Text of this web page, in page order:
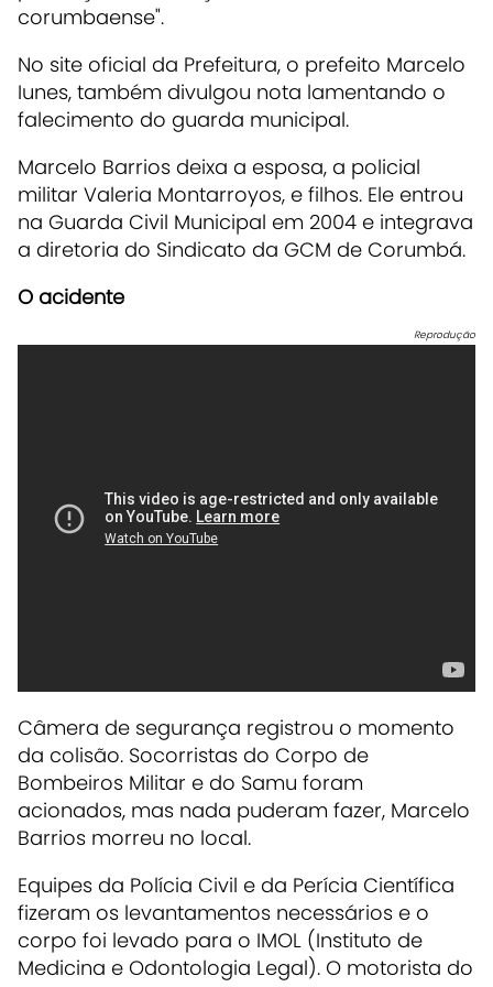
corumbaense".
No site oficial da Prefeitura, o prefeito Marcelo
Iunes, também divulgou nota lamentando o
falecimento do guarda municipal.
Marcelo Barrios deixa a esposa, a policial
militar Valeria Montarroyos, e filhos. Ele entrou
na Guarda Civil Municipal em 2004 e integrava
a diretoria do Sindicato da GCM de Corumbá.
O acidente
Reprodução
Câmera de segurança registrou o momento
da colisão. Socorristas do Corpo de
Bombeiros Militar e do Samu foram
acionados, mas nada puderam fazer, Marcelo
Barrios morreu no local.
Equipes da Polícia Civil e da Perícia Científica
fizeram os levantamentos necessários e o
corpo foi levado para o IMOL (Instituto de
Medicina e Odontologia Legal). O motorista do